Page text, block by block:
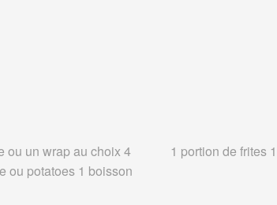
ou un wrap au choix 4
ou potatoes 1 boisson
1 portion de frites